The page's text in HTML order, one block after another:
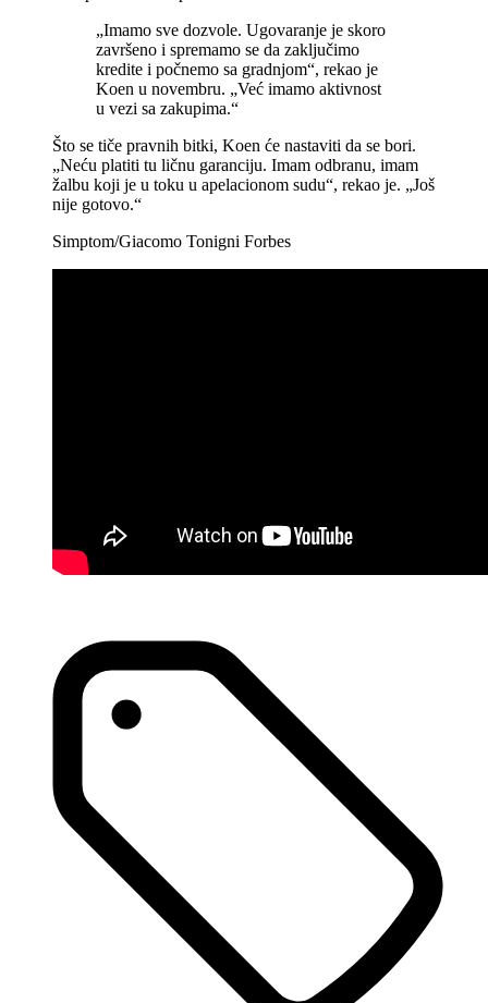
„Imamo sve dozvole. Ugovaranje je skoro
završeno i spremamo se da zaključimo
kredite i počnemo sa gradnjom“, rekao je
Koen u novembru. „Već imamo aktivnost
u vezi sa zakupima.“
Što se tiče pravnih bitki, Koen će nastaviti da se bori.
„Neću platiti tu ličnu garanciju. Imam odbranu, imam
žalbu koji je u toku u apelacionom sudu“, rekao je. „Još
nije gotovo.“
Simptom/Giacomo Tonigni Forbes